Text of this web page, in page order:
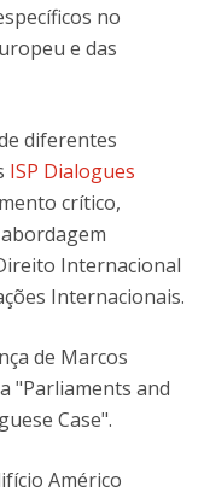
no
e das
diferentes
ISP Dialogues
crítico,
Internacional
Internacionais.
de Marcos
"Parliaments and
Case".
Américo